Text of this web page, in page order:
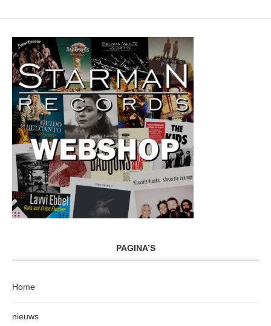
PAGINA’S
Home
nieuws